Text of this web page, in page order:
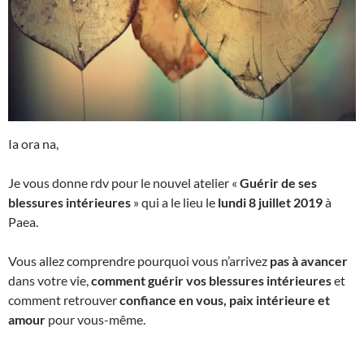
Ia ora na,
Je vous donne rdv pour le nouvel atelier « Guérir de ses
blessures intérieures » qui a le lieu le lundi 8 juillet 2019à
Paea.
Vous allez comprendre pourquoi vous n’arrivez pas à avancer
dans votre vie,comment guérir vos blessures intérieureset
comment retrouverconfiance en vous, paix intérieure et
amour pour vous-même.